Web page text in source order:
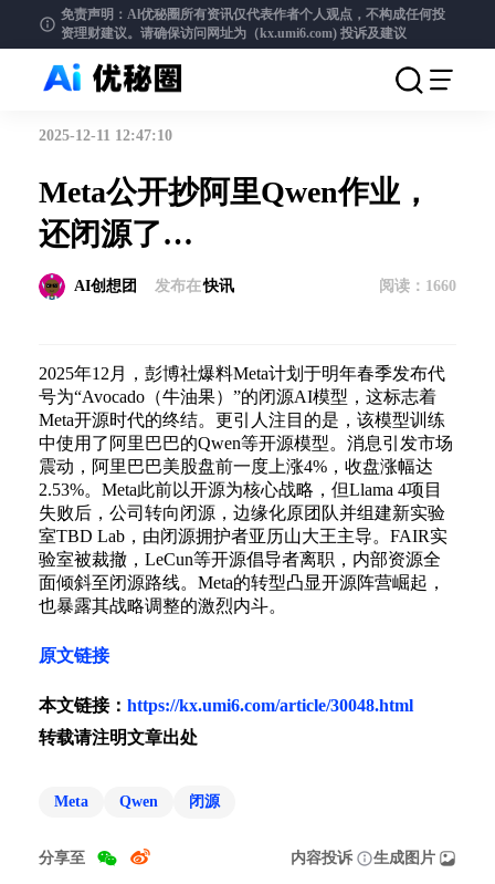
免责声明：Al优秘圈所有资讯仅代表作者个人观点，不构成任何投
资理财建议。请确保访问网址为（kx.umi6.com) 投诉及建议
2025-12-11 12:47:10
Meta公开抄阿里Qwen作业，
还闭源了…
AI创想团 发布在快讯 阅读： 1660
2025年12月，彭博社爆料Meta计划于明年春季发布代
号为“Avocado（牛油果）”的闭源AI模型，这标志着
Meta开源时代的终结。更引人注目的是，该模型训练
中使用了阿里巴巴的Qwen等开源模型。消息引发市场
震动，阿里巴巴美股盘前一度上涨4%，收盘涨幅达
2.53%。Meta此前以开源为核心战略，但Llama 4项目
失败后，公司转向闭源，边缘化原团队并组建新实验
室TBD Lab，由闭源拥护者亚历山大王主导。FAIR实
验室被裁撤，LeCun等开源倡导者离职，内部资源全
面倾斜至闭源路线。Meta的转型凸显开源阵营崛起，
也暴露其战略调整的激烈内斗。
原文链接
本文链接： https://kx.umi6.com/article/30048.html
转载请注明文章出处
Meta Qwen 闭源
分享至 内容投诉 生成图片